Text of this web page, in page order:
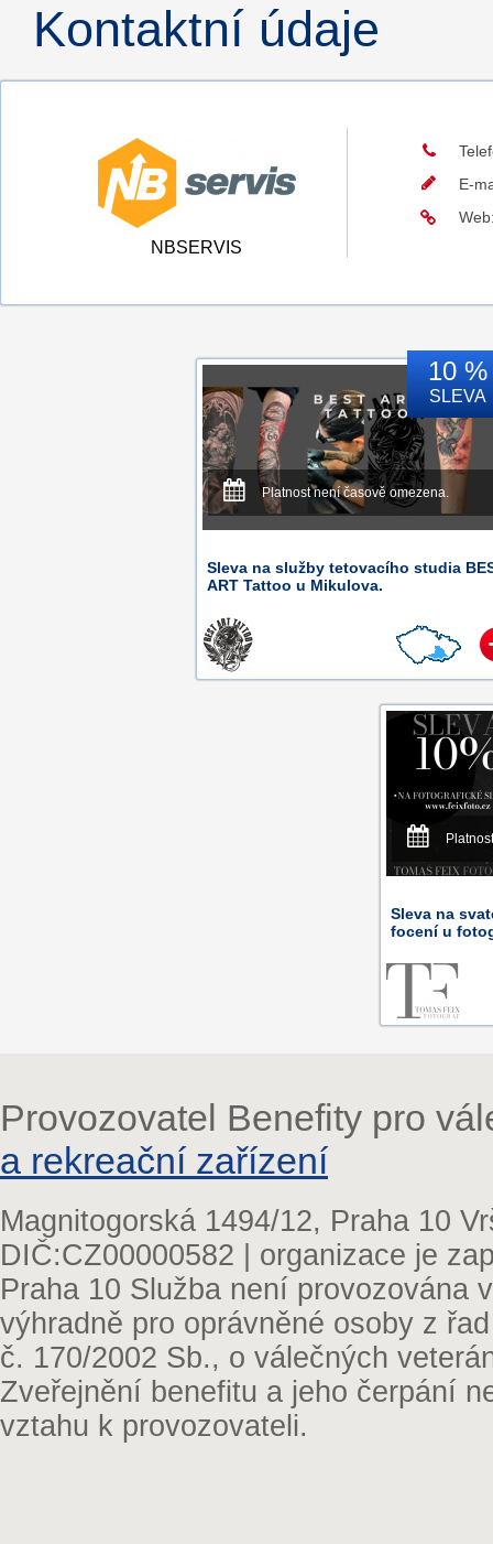
Kontaktní údaje
NBSERVIS
E-
10 %
SLEVA
Platnost není časově omezena.
Sleva na služby tetovacího studia
ART Tattoo u Mikulova.
Sleva na
focení u
Provozovatel Benefity pro
a rekreační zařízení
Magnitogorská 1494/12, Praha 10
DIČ:CZ00000582 | organizace je
Praha 10 Služba není provozována
výhradně pro oprávněné osoby z
č. 170/2002 Sb., o válečných
Zveřejnění benefitu a jeho čerpání
vztahu k provozovateli.